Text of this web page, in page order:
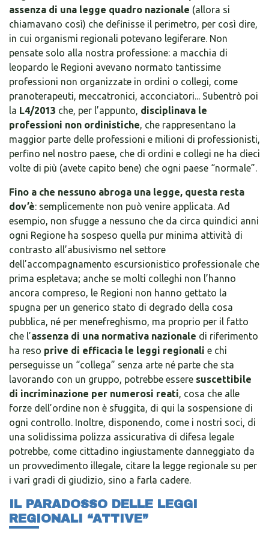
assenza di una legge quadro nazionale (allora si
chiamavano così) che definisse il perimetro, per così dire,
in cui organismi regionali potevano legiferare. Non
pensate solo alla nostra professione: a macchia di
leopardo le Regioni avevano normato tantissime
professioni non organizzate in ordini o collegi, come
pranoterapeuti, meccatronici, acconciatori... Subentrò poi
la L4/2013 che, per l’appunto, disciplinava le
professioni non ordinistiche, che rappresentano la
maggior parte delle professioni e milioni di professionisti,
perfino nel nostro paese, che di ordini e collegi ne ha dieci
volte di più (avete capito bene) che ogni paese “normale”.
Fino a che nessuno abroga una legge, questa resta
dov’è: semplicemente non può venire applicata. Ad
esempio, non sfugge a nessuno che da circa quindici anni
ogni Regione ha sospeso quella pur minima attività di
contrasto all’abusivismo nel settore
dell’accompagnamento escursionistico professionale che
prima espletava; anche se molti colleghi non l’hanno
ancora compreso, le Regioni non hanno gettato la
spugna per un generico stato di degrado della cosa
pubblica, né per menefreghismo, ma proprio per il fatto
che l’assenza di una normativa nazionale di riferimento
ha reso prive di efficacia le leggi regionali e chi
perseguisse un “collega” senza arte né parte che sta
lavorando con un gruppo, potrebbe essere suscettibile
di incriminazione per numerosi reati, cosa che alle
forze dell’ordine non è sfuggita, di qui la sospensione di
ogni controllo. Inoltre, disponendo, come i nostri soci, di
una solidissima polizza assicurativa di difesa legale
potrebbe, come cittadino ingiustamente danneggiato da
un provvedimento illegale, citare la legge regionale su per
i vari gradi di giudizio, sino a farla cadere.
IL PARADOSSO DELLE LEGGI
REGIONALI “ATTIVE”